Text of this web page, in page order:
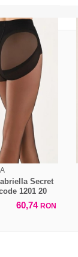
Secret
1201 20
60,74 RON